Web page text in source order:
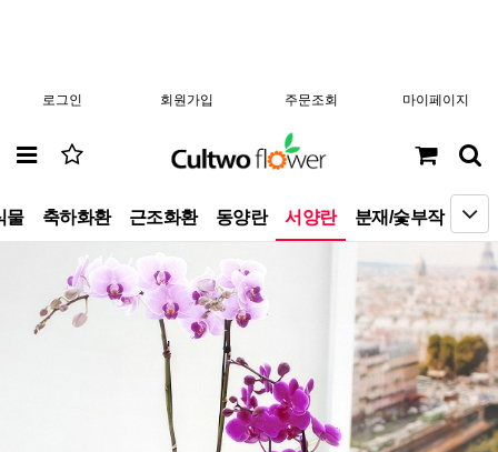
로그인 회원가입 주문조회 마이페이지
물 축하화환 근조화환 동양란 서양란 분재/숯부작